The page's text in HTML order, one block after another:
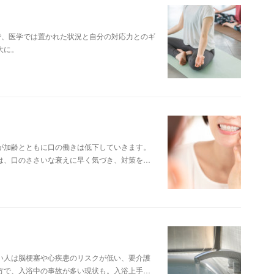
医学では置かれた状況と自分の対応力とのギ
。
齢とともに口の働きは低下していきます。
口のささいな衰えに早く気づき、対策を…
は脳梗塞や心疾患のリスクが低い、要介護
、入浴中の事故が多い現状も。入浴上手…